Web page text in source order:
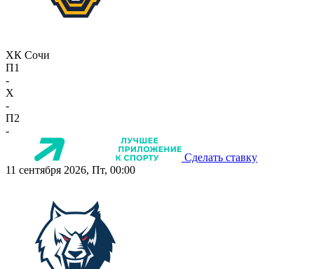
ХК Сочи
П1
-
X
-
П2
-
Сделать ставку
11 сентября 2026, Пт, 00:00